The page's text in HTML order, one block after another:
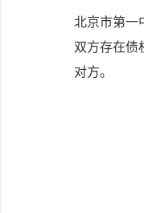
北京市第一
双方存在债
对方。